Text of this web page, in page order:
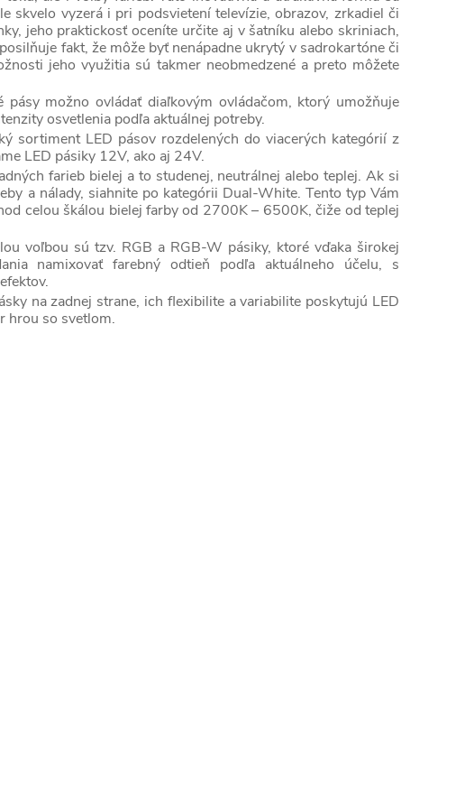
skvelo vyzerá i pri podsvietení televízie, obrazov, zrkadiel či
jeho praktickosť oceníte určite aj v šatníku alebo skriniach,
fakt, že môže byť nenápadne ukrytý v sadrokartóne či
jeho využitia sú takmer neobmedzené a preto môžete
možno ovládať diaľkovým ovládačom, ktorý umožňuje
osvetlenia podľa aktuálnej potreby.
sortiment LED pásov rozdelených do viacerých kategórií z
LED pásiky 12V, ako aj 24V.
farieb bielej a to studenej, neutrálnej alebo teplej. Ak si
a nálady, siahnite po kategórii Dual-White. Tento typ Vám
celou škálou bielej farby od 2700K – 6500K, čiže od teplej
voľbou sú tzv. RGB a RGB-W pásiky, ktoré vďaka širokej
namixovať farebný odtieň podľa aktuálneho účelu, s
na zadnej strane, ich flexibilite a variabilite poskytujú LED
hrou so svetlom.